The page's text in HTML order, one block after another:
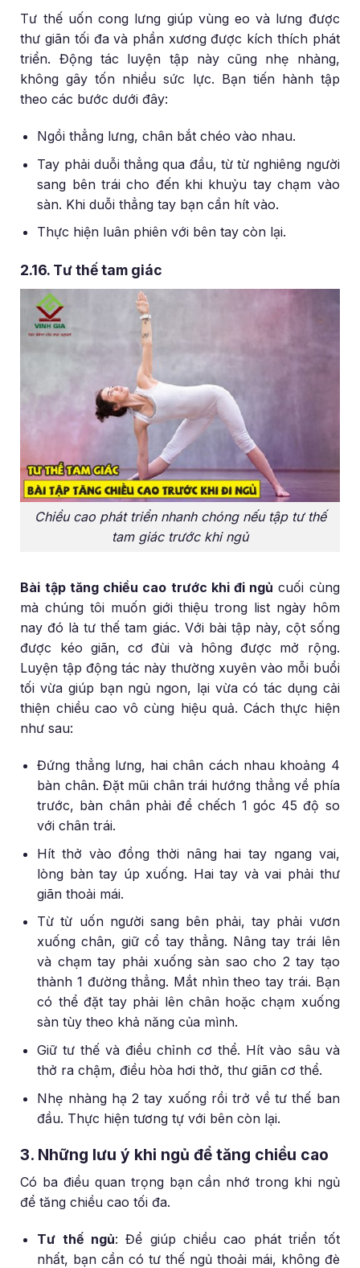
Tư thế uốn cong lưng giúp vùng eo và lưng được
thư giãn tối đa và phần xương được kích thích phát
triển. Động tác luyện tập này cũng nhẹ nhàng,
không gây tốn nhiều sức lực. Bạn tiến hành tập
theo các bước dưới đây:
Ngồi thẳng lưng, chân bắt chéo vào nhau.
Tay phải duỗi thẳng qua đầu, từ từ nghiêng người
sang bên trái cho đến khi khuỷu tay chạm vào
sàn. Khi duỗi thẳng tay bạn cần hít vào.
Thực hiện luân phiên với bên tay còn lại.
2.16. Tư thế tam giác
Chiều cao phát triển nhanh chóng nếu tập tư thế
tam giác trước khi ngủ
Bài tập tăng chiều cao trước khi đi ngủ cuối cùng
mà chúng tôi muốn giới thiệu trong list ngày hôm
nay đó là tư thế tam giác. Với bài tập này, cột sống
được kéo giãn, cơ đùi và hông được mở rộng.
Luyện tập động tác này thường xuyên vào mỗi buổi
tối vừa giúp bạn ngủ ngon, lại vừa có tác dụng cải
thiện chiều cao vô cùng hiệu quả. Cách thực hiện
như sau:
Đứng thẳng lưng, hai chân cách nhau khoảng 4
bàn chân. Đặt mũi chân trái hướng thẳng về phía
trước, bàn chân phải để chếch 1 góc 45 độ so
với chân trái.
Hít thở vào đồng thời nâng hai tay ngang vai,
lòng bàn tay úp xuống. Hai tay và vai phải thư
giãn thoải mái.
Từ từ uốn người sang bên phải, tay phải vươn
xuống chân, giữ cổ tay thẳng. Nâng tay trái lên
và chạm tay phải xuống sàn sao cho 2 tay tạo
thành 1 đường thẳng. Mắt nhìn theo tay trái. Bạn
có thể đặt tay phải lên chân hoặc chạm xuống
sàn tùy theo khả năng của mình.
Giữ tư thế và điều chỉnh cơ thể. Hít vào sâu và
thở ra chậm, điều hòa hơi thở, thư giãn cơ thể.
Nhẹ nhàng hạ 2 tay xuống rồi trở về tư thế ban
đầu. Thực hiện tương tự với bên còn lại.
3. Những lưu ý khi ngủ để tăng chiều cao
Có ba điều quan trọng bạn cần nhớ trong khi ngủ
để tăng chiều cao tối đa.
Tư thế ngủ: Để giúp chiều cao phát triển tốt
nhất, bạn cần có tư thế ngủ thoải mái, không đè